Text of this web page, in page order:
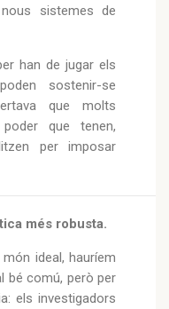
sistemes de
han de jugar els
sostenir-se
que molts
que tenen,
per imposar
més robusta.
ideal, hauríem
bé comú, però per
els investigadors